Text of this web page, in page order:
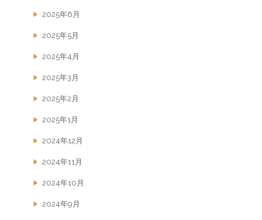
2025年6月
2025年5月
2025年4月
2025年3月
2025年2月
2025年1月
2024年12月
2024年11月
2024年10月
2024年9月